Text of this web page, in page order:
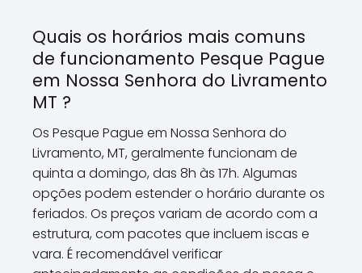
Quais os horários mais comuns
de funcionamento Pesque Pague
em Nossa Senhora do Livramento
MT ?
Os Pesque Pague em Nossa Senhora do
Livramento, MT, geralmente funcionam de
quinta a domingo, das 8h às 17h. Algumas
opções podem estender o horário durante os
feriados. Os preços variam de acordo com a
estrutura, com pacotes que incluem iscas e
vara. É recomendável verificar